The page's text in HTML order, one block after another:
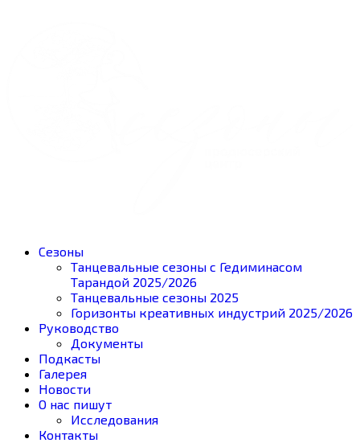
Сезоны
Танцевальные сезоны с Гедиминасом
Тарандой 2025/2026
Танцевальные сезоны 2025
Горизонты креативных индустрий 2025/2026
Руководство
Документы
Подкасты
Галерея
Новости
О нас пишут
Исследования
Контакты